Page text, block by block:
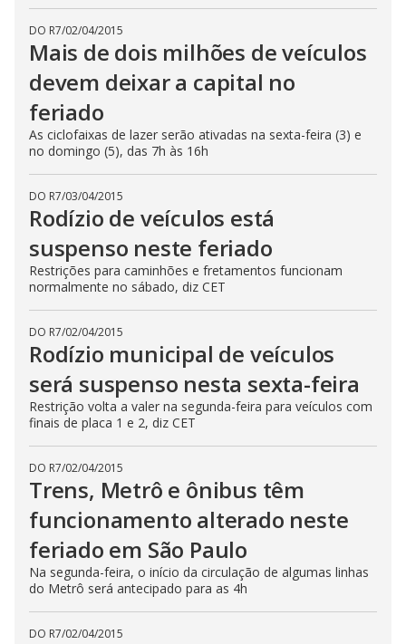
DO R7/02/04/2015
Mais de dois milhões de veículos
devem deixar a capital no
feriado
As ciclofaixas de lazer serão ativadas na sexta-feira (3) e
no domingo (5), das 7h às 16h
DO R7/03/04/2015
Rodízio de veículos está
suspenso neste feriado
Restrições para caminhões e fretamentos funcionam
normalmente no sábado, diz CET
DO R7/02/04/2015
Rodízio municipal de veículos
será suspenso nesta sexta-feira
Restrição volta a valer na segunda-feira para veículos com
finais de placa 1 e 2, diz CET
DO R7/02/04/2015
Trens, Metrô e ônibus têm
funcionamento alterado neste
feriado em São Paulo
Na segunda-feira, o início da circulação de algumas linhas
do Metrô será antecipado para as 4h
DO R7/02/04/2015